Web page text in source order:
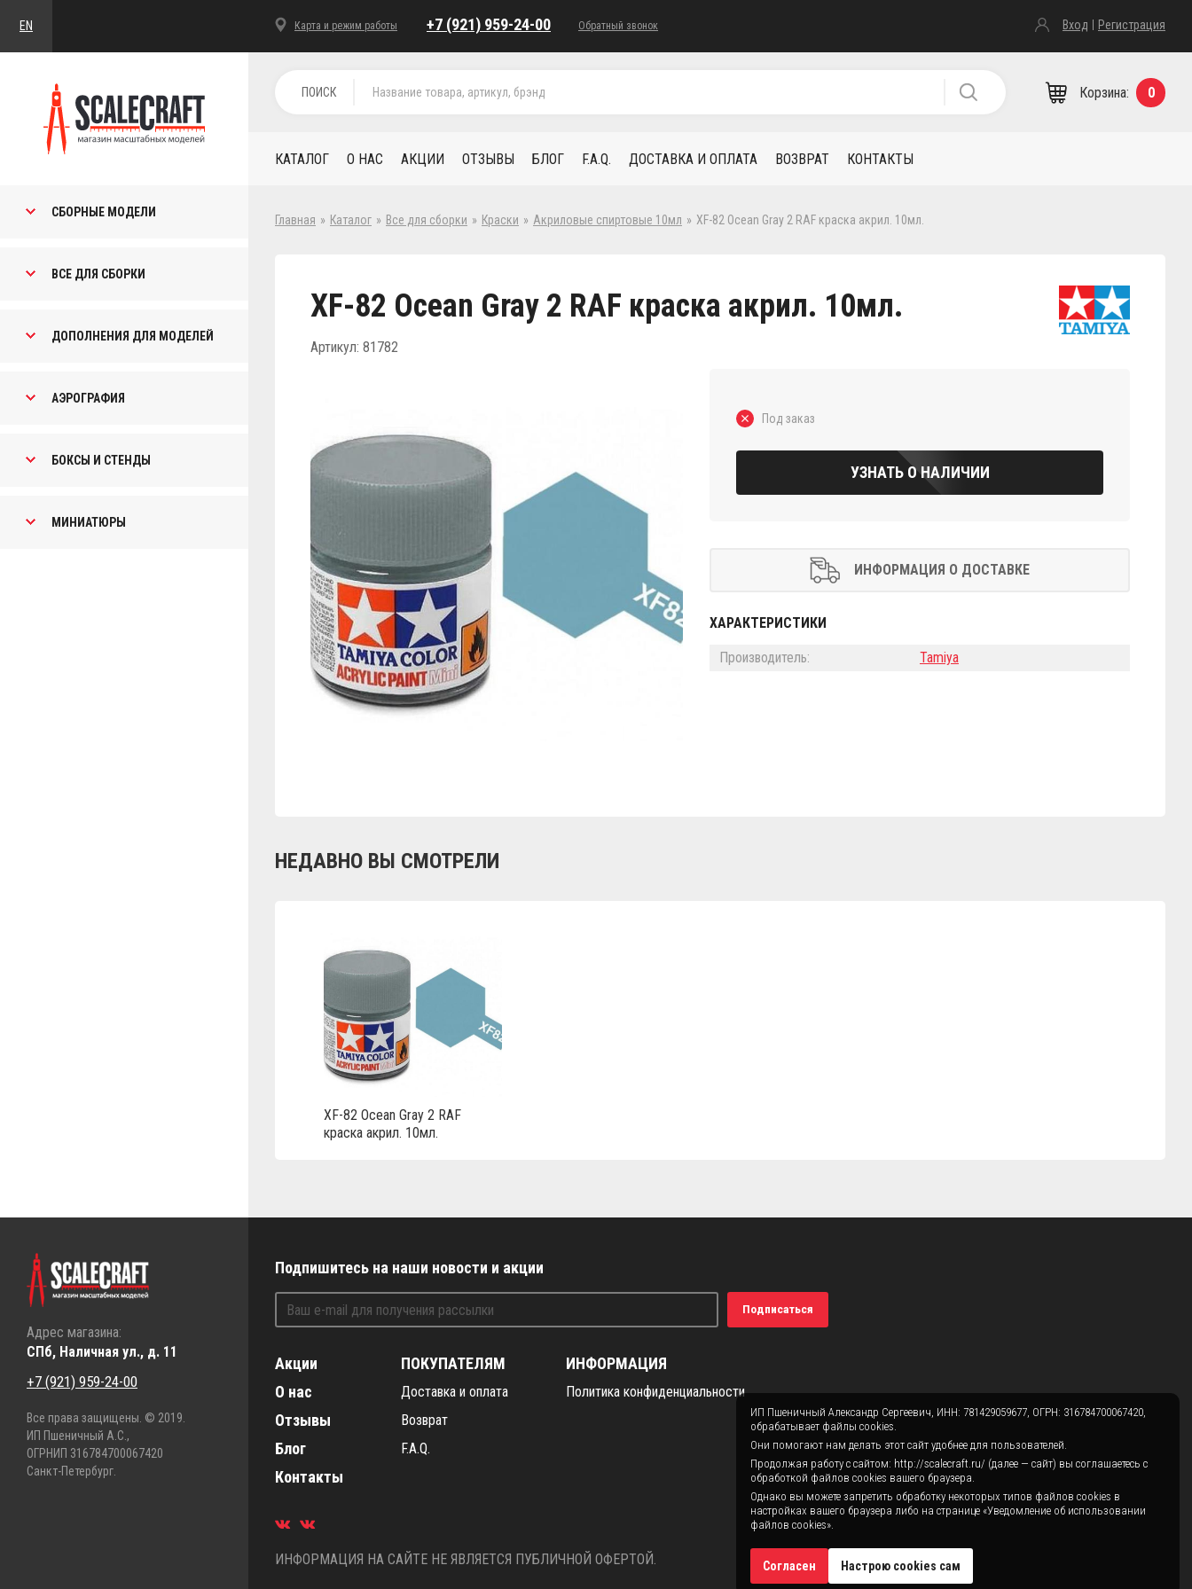
EN Карта и режим работы +7 (921) 959-24-00 Обратный звонок Вход Регистрация
СБОРНЫЕ МОДЕЛИ
ВСЕ ДЛЯ СБОРКИ
ДОПОЛНЕНИЯ ДЛЯ МОДЕЛЕЙ
АЭРОГРАФИЯ
БОКСЫ И СТЕНДЫ
МИНИАТЮРЫ
ПОИСК 0
Корзина:
КАТАЛОГ О НАС АКЦИИ ОТЗЫВЫ БЛОГ F.A.Q. ДОСТАВКА И ОПЛАТА ВОЗВРАТ КОНТАКТЫ
Главная » Каталог » Все для сборки » Краски » Акриловые спиртовые 10мл » XF-82 Ocean Gray 2 RAF краска акрил. 10мл.
XF-82 Ocean Gray 2 RAF краска акрил. 10мл.
Артикул: 81782
Под заказ
УЗНАТЬ О НАЛИЧИИ
ИНФОРМАЦИЯ О ДОСТАВКЕ
ХАРАКТЕРИСТИКИ
Производитель: Tamiya
НЕДАВНО ВЫ СМОТРЕЛИ
XF-82 Ocean Gray 2 RAF
краска акрил. 10мл.
Адрес магазина:
СПб, Наличная ул., д. 11
+7 (921) 959-24-00
Все права защищены. © 2019.
ИП Пшеничный А.С.,
ОГРНИП 316784700067420
Санкт-Петербург.
Подпишитесь на наши новости и акции
Подписаться
Акции
О нас
Отзывы
Блог
Контакты
ПОКУПАТЕЛЯМ
Доставка и оплата
Возврат
F.A.Q.
ИНФОРМАЦИЯ
Политика конфиденциальности
ИНФОРМАЦИЯ НА САЙТЕ НЕ ЯВЛЯЕТСЯ ПУБЛИЧНОЙ ОФЕРТОЙ.
ИП Пшеничный Александр Сергеевич, ИНН: 781429059677, ОГРН: 316784700067420,
обрабатывает файлы cookies.
Они помогают нам делать этот сайт удобнее для пользователей.
Продолжая работу с сайтом: http://scalecraft.ru/ (далее — сайт) вы соглашаетесь с
обработкой файлов cookies вашего браузера.
Однако вы можете запретить обработку некоторых типов файлов cookies в
настройках вашего браузера либо на странице «Уведомление об использовании
файлов cookies».
Согласен Настрою cookies сам